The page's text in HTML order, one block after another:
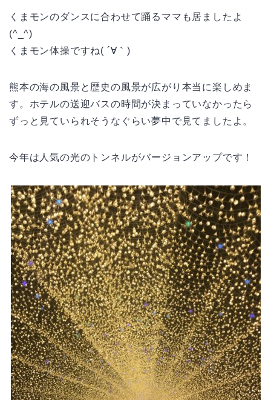
くまモンのダンスに合わせて踊るママも居ましたよ
(^_^)
くまモン体操ですね( ´∀｀)
熊本の海の風景と歴史の風景が広がり本当に楽しめま
す。ホテルの送迎バスの時間が決まっていなかったら
ずっと見ていられそうなぐらい夢中で見てましたよ。
今年は人気の光のトンネルがバージョンアップです！